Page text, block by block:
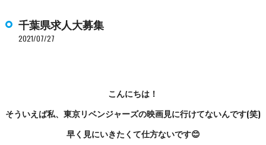
千葉県求人大募集
2021/07/27
こんにちは！
そういえば私、東京リベンジャーズの映画見に行けてないんです(笑)
早く見にいきたくて仕方ないです😊